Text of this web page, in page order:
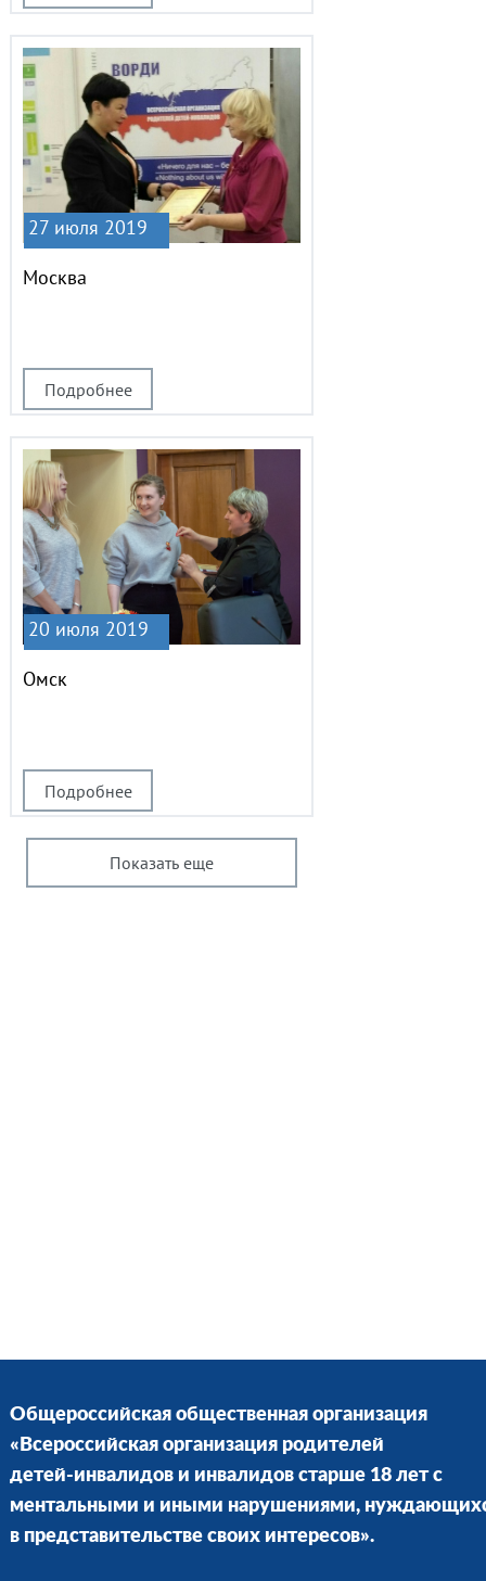
Подробнее
Москва
27 июля 2019
Подробнее
Омск
20 июля 2019
Показать еще
Общероссийская общественная организация
«Всероссийская организация родителей
детей-инвалидов и инвалидов старше 18 лет с
ментальными и иными нарушениями,
в представительстве своих интересов».